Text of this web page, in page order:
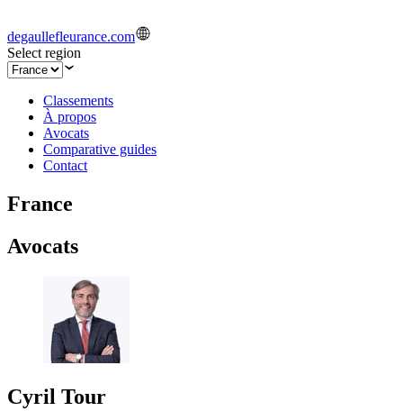
degaullefleurance.com
Select region
Classements
À propos
Avocats
Comparative guides
Contact
France
Avocats
Cyril Tour